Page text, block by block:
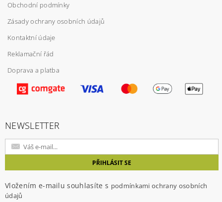
Vložením hodnocení souhlasíte spodmínkami
ochrany osobních údajů
Obchodní podmínky
Zásady ochrany osobních údajů
Kontaktní údaje
Reklamační řád
Doprava a platba
NEWSLETTER
Vložením e-mailu souhlasíte s podmínkami ochrany osobních
údajů